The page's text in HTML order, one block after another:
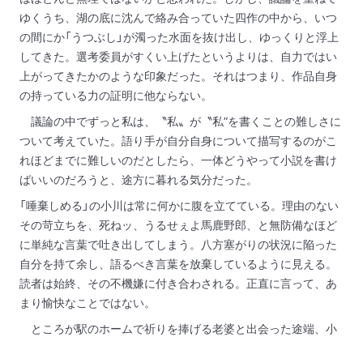
ゆくうち、湖の底に沈んで絡み合っていた四作の中から、いつ
の間にか「うつぶし」が濁った水面を抜け出し、ゆっくりと浮上
してきた。選考委員がすくい上げたというよりは、自力ではい
上がってきたかのような印象だった。それはつまり、作品自身
の持っている力の証明に他ならない。
議論の中でずっと私は、〝私〟が〝私”を書くことの難しさに
ついて考えていた。語り手が自分自身について描写するのがこ
れほどまでに難しいのだとしたら、一体どうやって小説を書け
ばいいのだろうと、途方に暮れる気分だった。
「唾棄しめる」の小川は常に何かに腹を立てている。理由のない
その苛立ちを、死ねッ、うるせぇよ馬鹿野郎、と無防備なほど
に単純な言葉で吐き出してしまう。八方塞がりの状況に陥った
自分を持て余し、語るべき言葉を放棄しているように見える。
読者は始終、その不機嫌に付き合わされる。正直に言って、あ
まり愉快なことではない。
ところが駅のホームで祈りを捧げる老婆と出会った途端、小